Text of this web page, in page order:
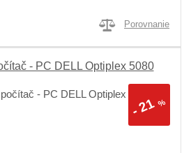
Porovnanie
- PC DELL Optiplex 5080
-
21%